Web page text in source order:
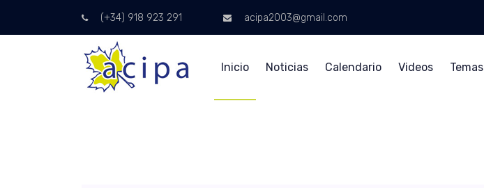
(+34) 918 923 291 acipa2003@gmail.com
Inicio Noticias Calendario Videos Temas